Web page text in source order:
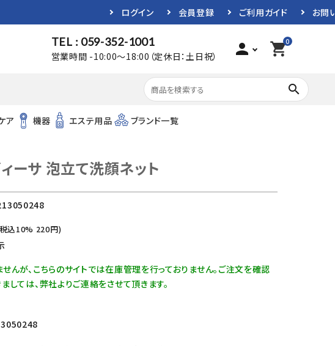
ログイン 会員登録 ご利用ガイド お問
TEL : 059-352-1001
営業時間 -10:00～18:00（定休日：土日祝） person 0
shopping_cart
search
ア 機器 エステ用品 ブランド一覧
ーサ 泡立て洗顔ネット
込10% 220円)
んが、こちらのサイトでは在庫管理を行っておりません。ご注文を確認
しては、弊社よりご連絡をさせて頂きます。